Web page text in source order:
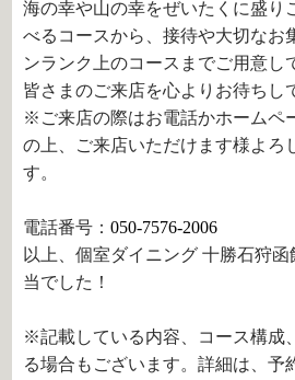
海の幸や山の幸をぜいたくに盛り
べるコースから、接待や大切なお
ンランク上のコースまでご用意し
皆さまのご来店を心よりお待ちし
※ご来店の際はお電話かホームペ
の上、ご来店いただけます様よろ
す。
電話番号：050-7576-2006
以上、個室ダイニング 十勝石狩函
当でした！
※記載している内容、コース構成
る場合もございます。詳細は、予